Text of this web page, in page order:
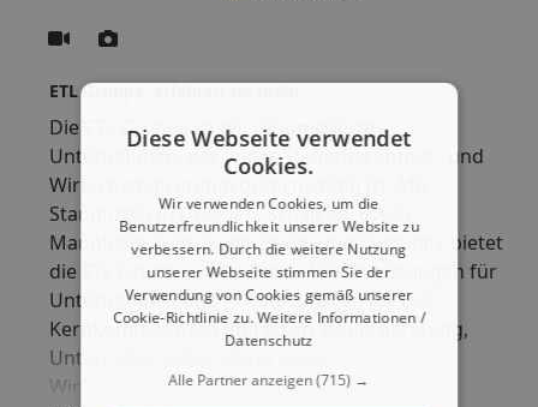
ETL Gruppe, erfahren sie mehr
Die ETL Gruppe ist ein renommiertes
Unternehmen, das in der Steuerberatungs- und
Wirtschaftsprüfungsbranche tätig ist. Mit
Standorten in Dresden, Schalkau, Essen,
Mannheim, Bernau bei Berlin und Chemnitz bietet
die ETL Gruppe umfassende Dienstleistungen für
Unternehmen und Privatpersonen an. Die
Kernkompetenzen umfassen Steuerberatung,
Unternehmensberatung sowie
Wirtschaftsprüfung. Zu den wichtigsten
Diese Webseite verwendet
Cookies.
Wir verwenden Cookies, um die
Benutzerfreundlichkeit unserer Website zu
verbessern. Durch die weitere Nutzung
unserer Webseite stimmen Sie der
Verwendung von Cookies gemäß unserer
Cookie-Richtlinie zu.Weitere Informationen /
Datenschutz
Alle Partner anzeigen(715) →